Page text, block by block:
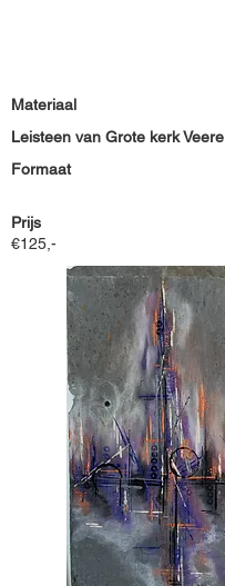
Materiaal
Leisteen van Grote kerk Veere
Formaat
Prijs
€125,-